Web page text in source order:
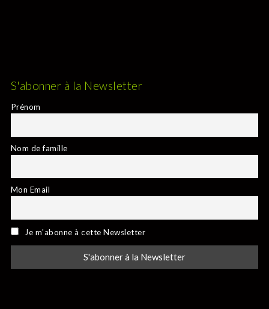
S'abonner à la Newsletter
Prénom
Nom de famille
Mon Email
Je m'abonne à cette Newsletter